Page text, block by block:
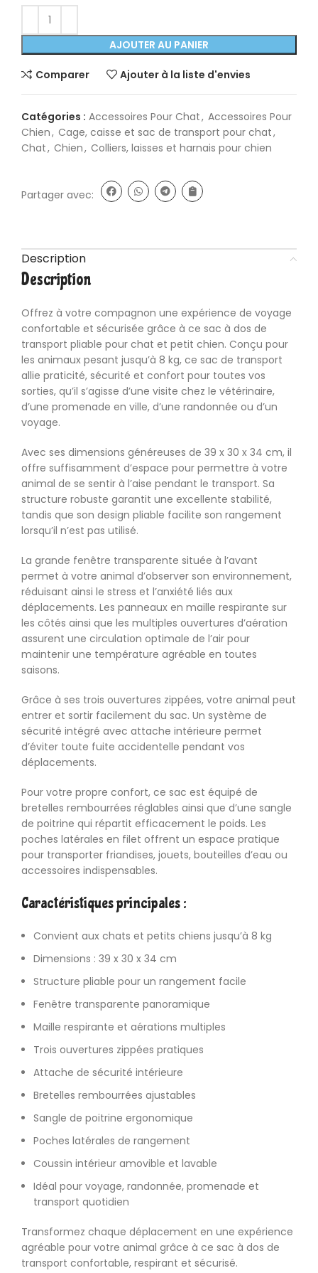
AJOUTER AU PANIER
Comparer Ajouter à la liste d'envies
Catégories : Accessoires Pour Chat, Accessoires Pour
Chien, Cage, caisse et sac de transport pour chat,
Chat, Chien, Colliers, laisses et harnais pour chien
Partager avec:
Description
Description
Offrez à votre compagnon une expérience de voyage
confortable et sécurisée grâce à ce sac à dos de
transport pliable pour chat et petit chien. Conçu pour
les animaux pesant jusqu’à 8 kg, ce sac de transport
allie praticité, sécurité et confort pour toutes vos
sorties, qu’il s’agisse d’une visite chez le vétérinaire,
d’une promenade en ville, d’une randonnée ou d’un
voyage.
Avec ses dimensions généreuses de 39 x 30 x 34 cm, il
offre suffisamment d’espace pour permettre à votre
animal de se sentir à l’aise pendant le transport. Sa
structure robuste garantit une excellente stabilité,
tandis que son design pliable facilite son rangement
lorsqu’il n’est pas utilisé.
La grande fenêtre transparente située à l’avant
permet à votre animal d’observer son environnement,
réduisant ainsi le stress et l’anxiété liés aux
déplacements. Les panneaux en maille respirante sur
les côtés ainsi que les multiples ouvertures d’aération
assurent une circulation optimale de l’air pour
maintenir une température agréable en toutes
saisons.
Grâce à ses trois ouvertures zippées, votre animal peut
entrer et sortir facilement du sac. Un système de
sécurité intégré avec attache intérieure permet
d’éviter toute fuite accidentelle pendant vos
déplacements.
Pour votre propre confort, ce sac est équipé de
bretelles rembourrées réglables ainsi que d’une sangle
de poitrine qui répartit efficacement le poids. Les
poches latérales en filet offrent un espace pratique
pour transporter friandises, jouets, bouteilles d’eau ou
accessoires indispensables.
Caractéristiques principales :
Convient aux chats et petits chiens jusqu’à 8 kg
Dimensions : 39 x 30 x 34 cm
Structure pliable pour un rangement facile
Fenêtre transparente panoramique
Maille respirante et aérations multiples
Trois ouvertures zippées pratiques
Attache de sécurité intérieure
Bretelles rembourrées ajustables
Sangle de poitrine ergonomique
Poches latérales de rangement
Coussin intérieur amovible et lavable
Idéal pour voyage, randonnée, promenade et
transport quotidien
Transformez chaque déplacement en une expérience
agréable pour votre animal grâce à ce sac à dos de
transport confortable, respirant et sécurisé.